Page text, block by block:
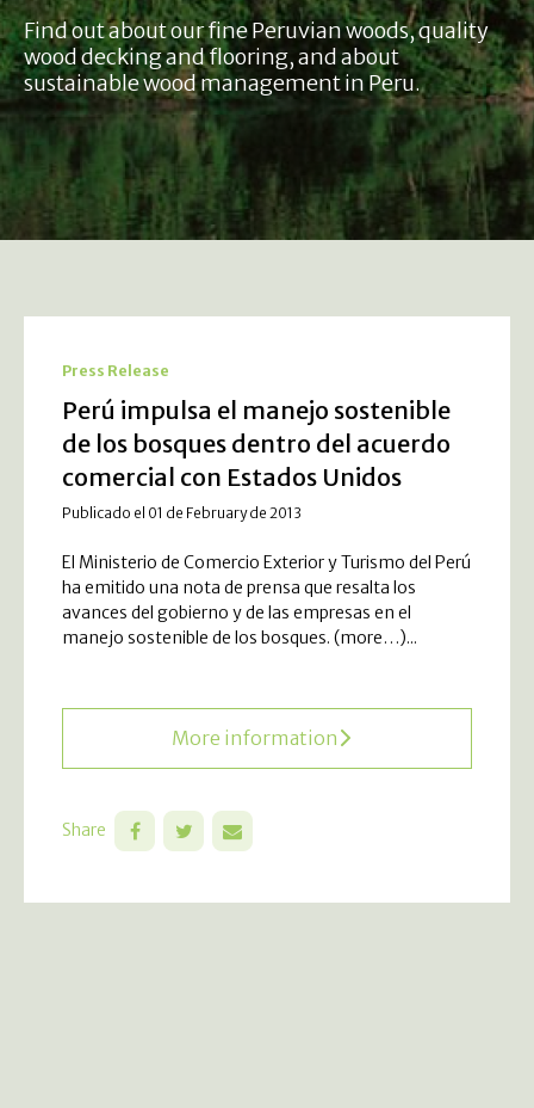
Find out about our fine Peruvian woods, quality
wood decking and flooring, and about
sustainable wood management in Peru.
Press Release
Perú impulsa el manejo sostenible
de los bosques dentro del acuerdo
comercial con Estados Unidos
Publicado el 01 de February de 2013
El Ministerio de Comercio Exterior y Turismo del Perú
ha emitido una nota de prensa que resalta los
avances del gobierno y de las empresas en el
manejo sostenible de los bosques. (more…)...
More information
Share